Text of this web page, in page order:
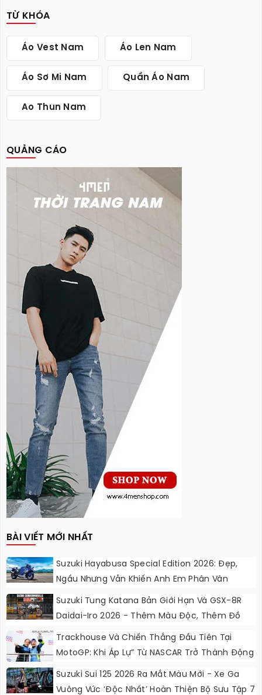
TỪ KHÓA
Áo Vest Nam Áo Len Nam
Áo Sơ Mi Nam Quần Áo Nam
Ao Thun Nam
QUẢNG CÁO
BÀI VIẾT MỚI NHẤT
Suzuki Hayabusa Special Edition 2026: Đẹp,
Ngầu Nhưng Vẫn Khiến Anh Em Phân Vân
Suzuki Tung Katana Bản Giới Hạn Và GSX-8R
Daidai-Iro 2026 - Thêm Màu Độc, Thêm Đồ
Chơi, Thêm Cá Tính
Trackhouse Và Chiến Thắng Đầu Tiên Tại
MotoGP: Khi Áp Lự” Từ NASCAR Trở Thành Động
Suzuki Sui 125 2026 Ra Mắt Màu Mới - Xe Ga
Vuông Vức ‘độc Nhất’ Hoàn Thiện Bộ Sưu Tập 7